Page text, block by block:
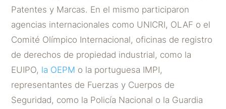
Patentes y Marcas. En el mismo participaron
agencias internacionales como UNICRI, OLAF o el
Comité Olímpico Internacional, oficinas de registro
de derechos de propiedad industrial, como la
EUIPO, la OEPM o la portuguesa IMPI,
representantes de Fuerzas y Cuerpos de
Seguridad, como la Policía Nacional o la Guardia